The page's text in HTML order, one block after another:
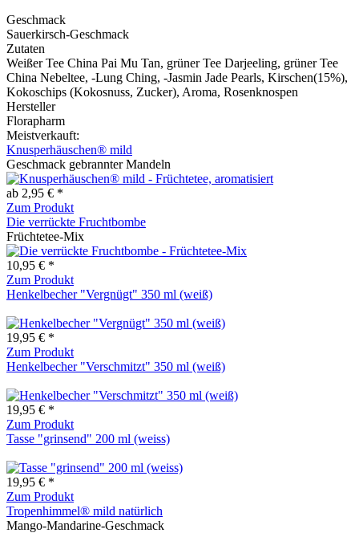
Geschmack
Sauerkirsch-Geschmack
Zutaten
Weißer Tee China Pai Mu Tan, grüner Tee Darjeeling, grüner Tee
China Nebeltee, -Lung Ching, -Jasmin Jade Pearls, Kirschen(15%),
Kokoschips (Kokosnuss, Zucker), Aroma, Rosenknospen
Hersteller
Florapharm
Meistverkauft:
Knusperhäuschen® mild
Geschmack gebrannter Mandeln
ab 2,95 € *
Zum Produkt
Die verrückte Fruchtbombe
Früchtetee-Mix
10,95 € *
Zum Produkt
Henkelbecher "Vergnügt" 350 ml (weiß)
19,95 € *
Zum Produkt
Henkelbecher "Verschmitzt" 350 ml (weiß)
19,95 € *
Zum Produkt
Tasse "grinsend" 200 ml (weiss)
19,95 € *
Zum Produkt
Tropenhimmel® mild natürlich
Mango-Mandarine-Geschmack